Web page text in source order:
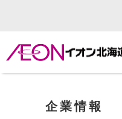
企業情報